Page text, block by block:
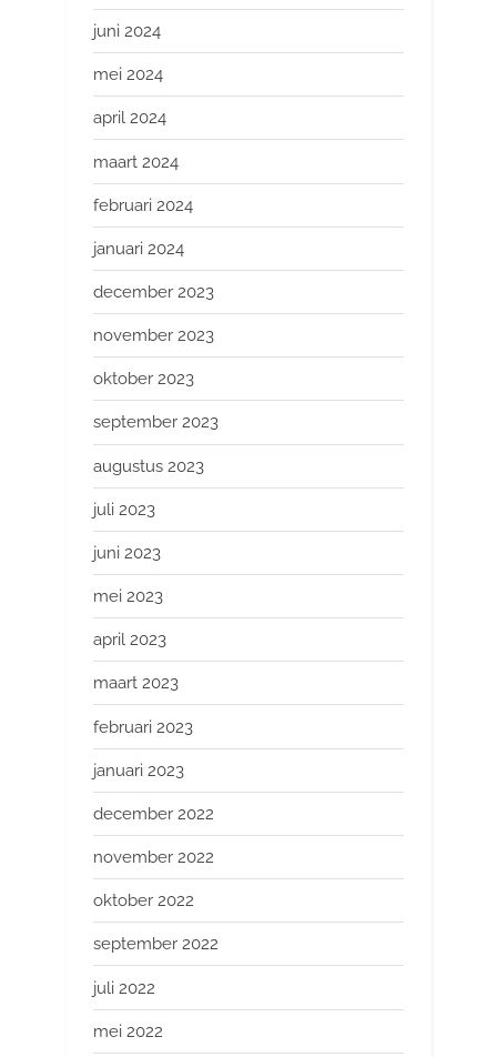
juni 2024
mei 2024
april 2024
maart 2024
februari 2024
januari 2024
december 2023
november 2023
oktober 2023
september 2023
augustus 2023
juli 2023
juni 2023
mei 2023
april 2023
maart 2023
februari 2023
januari 2023
december 2022
november 2022
oktober 2022
september 2022
juli 2022
mei 2022